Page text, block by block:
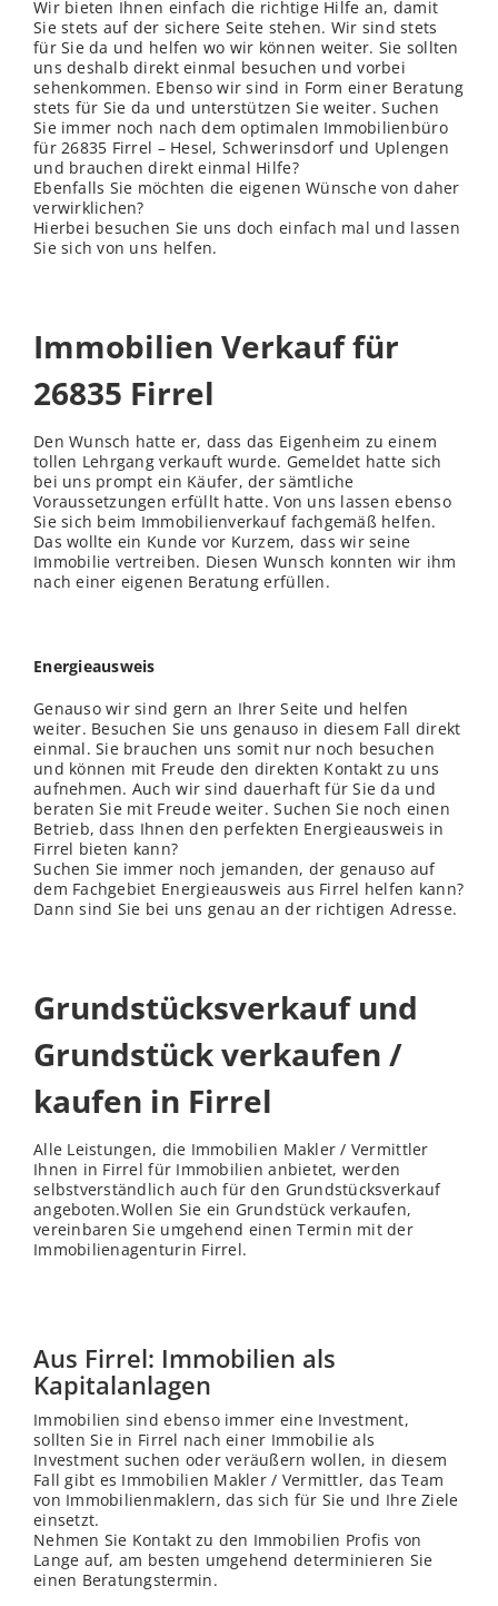
Wir bieten Ihnen einfach die richtige Hilfe an, damit
Sie stets auf der sichere Seite stehen. Wir sind stets
für Sie da und helfen wo wir können weiter. Sie sollten
uns deshalb direkt einmal besuchen und vorbei
sehenkommen. Ebenso wir sind in Form einer Beratung
stets für Sie da und unterstützen Sie weiter. Suchen
Sie immer noch nach dem optimalen Immobilienbüro
für 26835 Firrel – Hesel, Schwerinsdorf und Uplengen
und brauchen direkt einmal Hilfe?
Ebenfalls Sie möchten die eigenen Wünsche von daher
verwirklichen?
Hierbei besuchen Sie uns doch einfach mal und lassen
Sie sich von uns helfen.
Immobilien Verkauf für
26835 Firrel
Den Wunsch hatte er, dass das Eigenheim zu einem
tollen Lehrgang verkauft wurde. Gemeldet hatte sich
bei uns prompt ein Käufer, der sämtliche
Voraussetzungen erfüllt hatte. Von uns lassen ebenso
Sie sich beim Immobilienverkauf fachgemäß helfen.
Das wollte ein Kunde vor Kurzem, dass wir seine
Immobilie vertreiben. Diesen Wunsch konnten wir ihm
nach einer eigenen Beratung erfüllen.
Energieausweis
Genauso wir sind gern an Ihrer Seite und helfen
weiter. Besuchen Sie uns genauso in diesem Fall direkt
einmal. Sie brauchen uns somit nur noch besuchen
und können mit Freude den direkten Kontakt zu uns
aufnehmen. Auch wir sind dauerhaft für Sie da und
beraten Sie mit Freude weiter. Suchen Sie noch einen
Betrieb, dass Ihnen den perfekten Energieausweis in
Firrel bieten kann?
Suchen Sie immer noch jemanden, der genauso auf
dem Fachgebiet Energieausweis aus Firrel helfen kann?
Dann sind Sie bei uns genau an der richtigen Adresse.
Grundstücksverkauf und
Grundstück verkaufen /
kaufen in Firrel
Alle Leistungen, die Immobilien Makler / Vermittler
Ihnen in Firrel für Immobilien anbietet, werden
selbstverständlich auch für den Grundstücksverkauf
angeboten.Wollen Sie ein Grundstück verkaufen,
vereinbaren Sie umgehend einen Termin mit der
Immobilienagenturin Firrel.
Aus Firrel: Immobilien als
Kapitalanlagen
Immobilien sind ebenso immer eine Investment,
sollten Sie in Firrel nach einer Immobilie als
Investment suchen oder veräußern wollen, in diesem
Fall gibt es Immobilien Makler / Vermittler, das Team
von Immobilienmaklern, das sich für Sie und Ihre Ziele
einsetzt.
Nehmen Sie Kontakt zu den Immobilien Profis von
Lange auf, am besten umgehend determinieren Sie
einen Beratungstermin.